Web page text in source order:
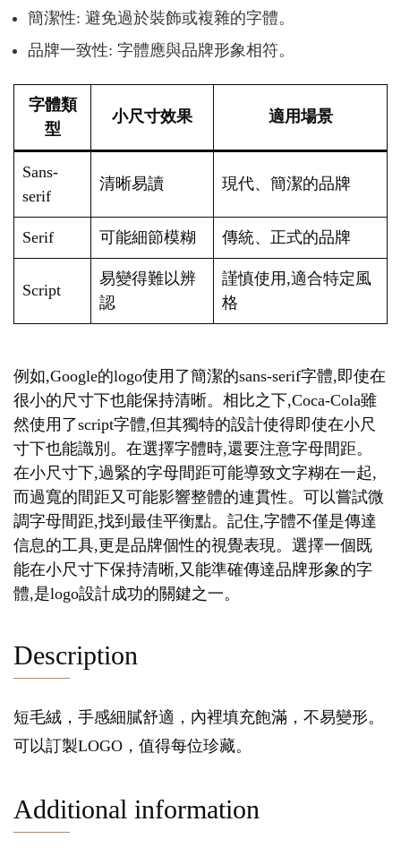
簡潔性: 避免過於裝飾或複雜的字體。
品牌一致性: 字體應與品牌形象相符。
字體類
型
小尺寸效果 適用場景
Sans-
serif
清晰易讀 現代、簡潔的品牌
Serif 可能細節模糊 傳統、正式的品牌
Script
易變得難以辨
認
謹慎使用,適合特定風
格
例如,Google的logo使用了簡潔的sans-serif字體,即使在
很小的尺寸下也能保持清晰。相比之下,Coca-Cola雖
然使用了script字體,但其獨特的設計使得即使在小尺
寸下也能識別。在選擇字體時,還要注意字母間距。
在小尺寸下,過緊的字母間距可能導致文字糊在一起,
而過寬的間距又可能影響整體的連貫性。可以嘗試微
調字母間距,找到最佳平衡點。記住,字體不僅是傳達
信息的工具,更是品牌個性的視覺表現。選擇一個既
能在小尺寸下保持清晰,又能準確傳達品牌形象的字
體,是logo設計成功的關鍵之一。
Description
短毛絨，手感細膩舒適，內裡填充飽滿，不易變形。
可以訂製LOGO，值得每位珍藏。
Additional information